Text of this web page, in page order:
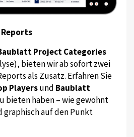
Project Categories
bieten wir ab sofort zwei
als Zusatz. Erfahren Sie
Playersund Baublatt
bieten haben – wie gewohnt
auf den Punkt